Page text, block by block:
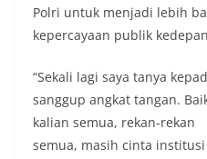
Polri untuk menjadi lebih
kepercayaan publik
“Sekali lagi saya tanya
sanggup angkat tangan.
kalian semua, rekan-rekan
semua, masih cinta